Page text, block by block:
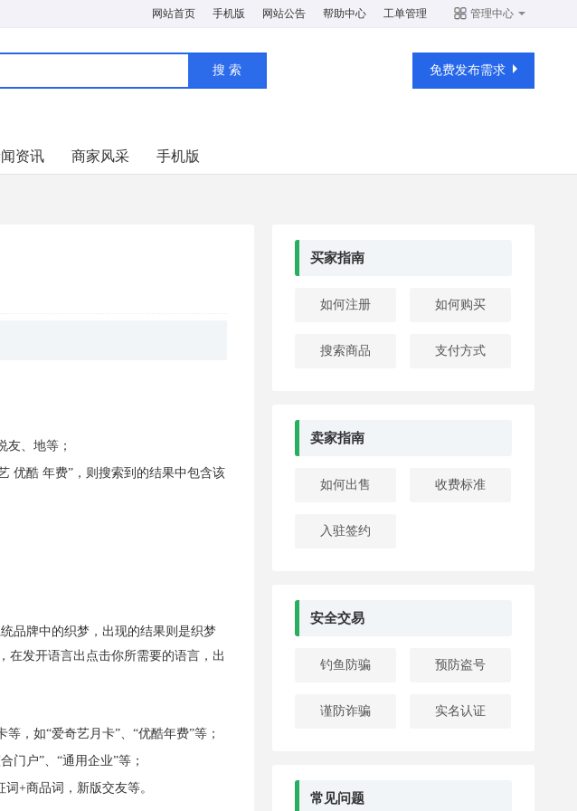
网站首页 手机版 网站公告 帮助中心 工单管理 管理中心
免费发布需求
资讯 商家风采 手机版
、地等；
优酷 年费”，则搜索到的结果中包含该
品牌中的织梦，出现的结果则是织梦
在发开语言出点击你所需要的语言，出
，如“爱奇艺月卡”、“优酷年费”等；
户”、“通用企业”等；
+商品词，新版交友等。
买家指南
如何注册 如何购买
搜索商品 支付方式
卖家指南
如何出售 收费标准
入驻签约
安全交易
钓鱼防骗 预防盗号
谨防诈骗 实名认证
常见问题